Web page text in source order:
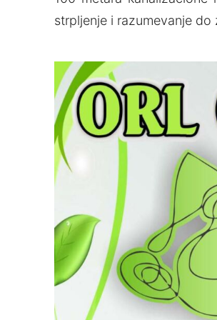
strpljenje i razumevanje